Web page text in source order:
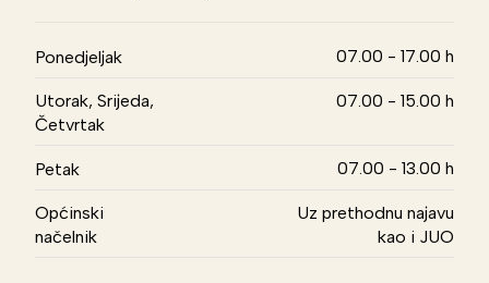
Ponedjeljak 07.00 - 17.00 h
Utorak, Srijeda,
Četvrtak
07.00 - 15.00 h
Petak 07.00 - 13.00 h
Općinski
načelnik
Uz prethodnu najavu
kao i JUO